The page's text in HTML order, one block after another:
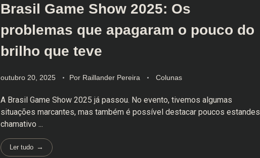
Brasil Game Show 2025: Os
problemas que apagaram o pouco do
brilho que teve
outubro 20, 2025 Por Raillander Pereira Colunas
A Brasil Game Show 2025 já passou. No evento, tivemos algumas
situações marcantes, mas também é possível destacar poucos estandes
chamativo ...
Ler tudo